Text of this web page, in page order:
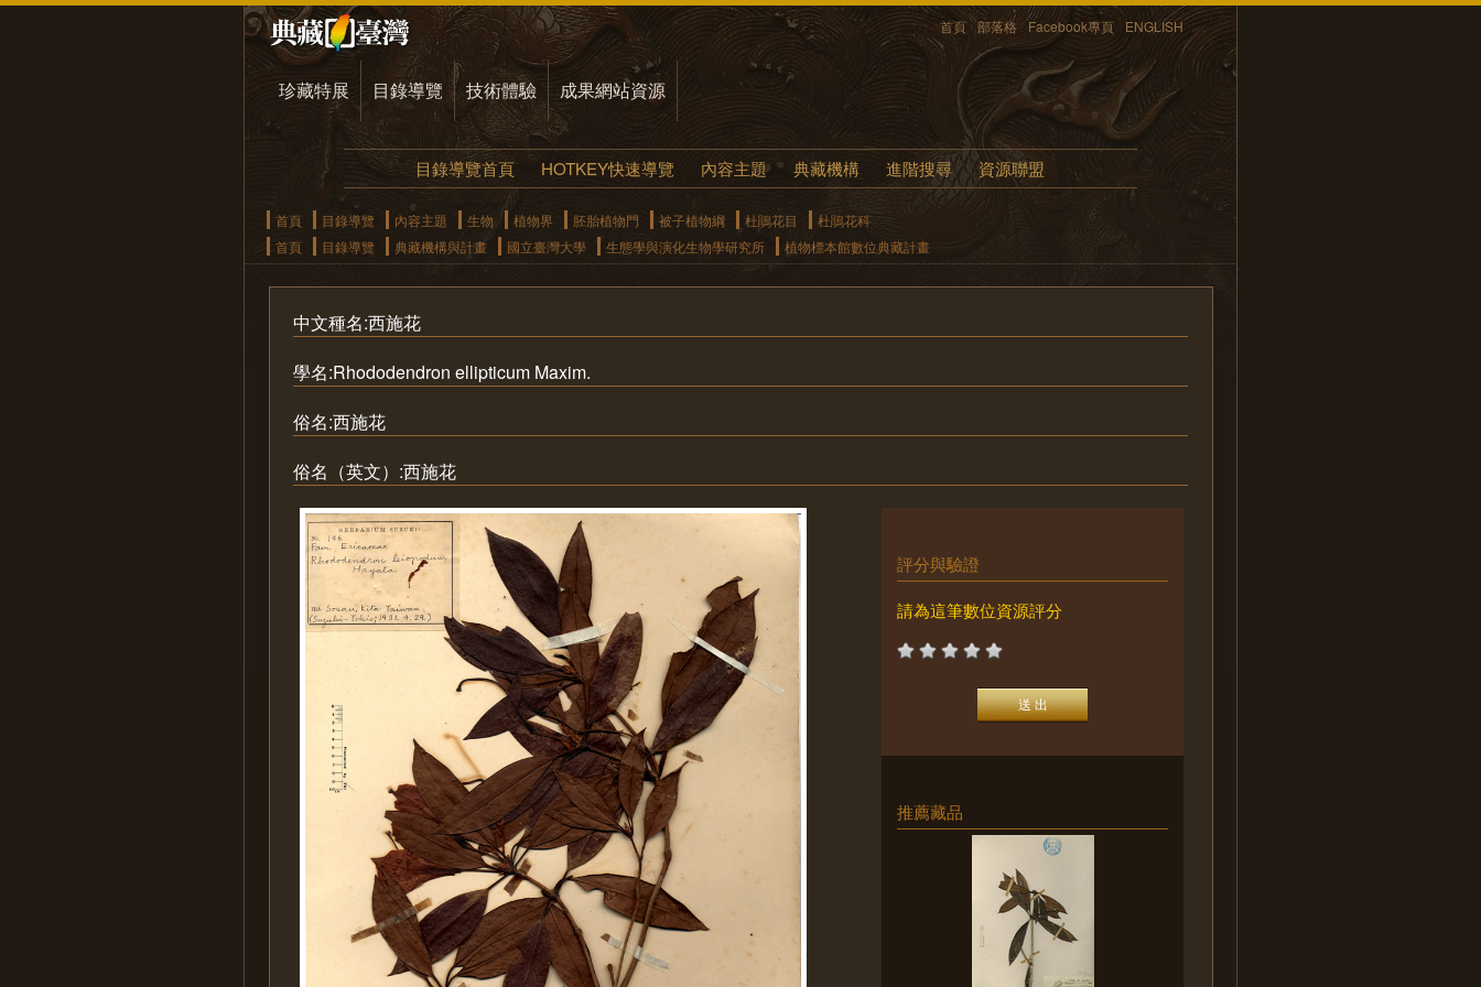
首頁 部落格 Facebook專頁 ENGLISH
珍藏特展 目錄導覽 技術體驗 成果網站資源
目錄導覽首頁 HOTKEY快速導覽 內容主題 典藏機構 進階搜尋 資源聯盟
首頁 目錄導覽 內容主題 生物 植物界 胚胎植物門 被子植物綱 杜鵑花目
杜鵑花科
首頁
目錄導覽 典藏機構與計畫 國立臺灣大學 生態學與演化生物學研究所 植物標本館數位典藏計畫
中文種名:西施花
學名:Rhododendron ellipticum Maxim.
俗名:西施花
俗名（英文）:西施花
評分與驗證
請為這筆數位資源評分
推薦藏品